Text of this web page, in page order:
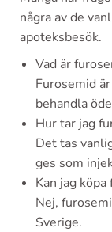
några av de
apoteksbesök.
Vad är
Furosemid
behandla
Hur tar jag
Det tas
ges som
Kan jag
Nej,
Sverige.